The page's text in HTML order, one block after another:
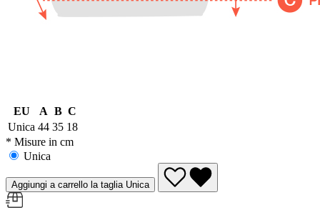
EU A B C
Unica 44 35 18
* Misure in cm
Unica
Aggiungi a carrello la taglia Unica